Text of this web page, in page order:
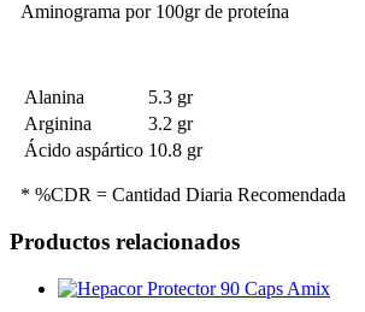
Aminograma por 100gr de proteína
Alanina
5.3 gr
Arginina
3.2 gr
Ácido aspártico 10.8 gr
* %CDR = Cantidad Diaria Recomendada
Productos relacionados